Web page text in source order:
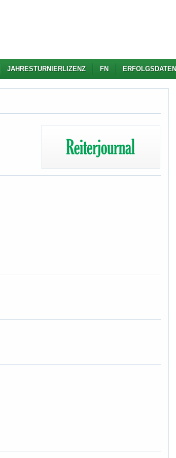
JAHRESTURNIERLIZENZ FN ERFOLGSDATEN